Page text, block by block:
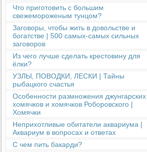
Что приготовить с большим
свежемороженым тунцом?
Заговоры, чтобы жить в довольстве и
богатстве | 500 самых-самых сильных
заговоров
Из чего лучше сделать крестовину для
ёлки?
УЗЛЫ, ПОВОДКИ, ЛЕСКИ | Тайны
рыбацкого счастья
Особенности размножения джунгарских
хомячков и хомячков Роборовского |
Хомячки
Неприхотливые обитатели аквариума |
Аквариум в вопросах и ответах
С чем пить бакарди?